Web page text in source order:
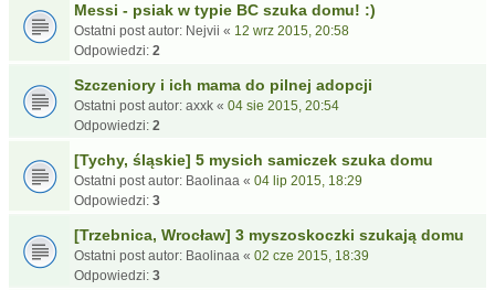
Messi - psiak w typie BC szuka domu! :)
Ostatni post autor: Nejvii « 12 wrz 2015, 20:58
Odpowiedzi: 2
Szczeniory i ich mama do pilnej adopcji
Ostatni post autor: axxk « 04 sie 2015, 20:54
Odpowiedzi: 2
[Tychy, śląskie] 5 mysich samiczek szuka domu
Ostatni post autor: Baolinaa « 04 lip 2015, 18:29
Odpowiedzi: 3
[Trzebnica, Wrocław] 3 myszoskoczki szukają domu
Ostatni post autor: Baolinaa « 02 cze 2015, 18:39
Odpowiedzi: 3